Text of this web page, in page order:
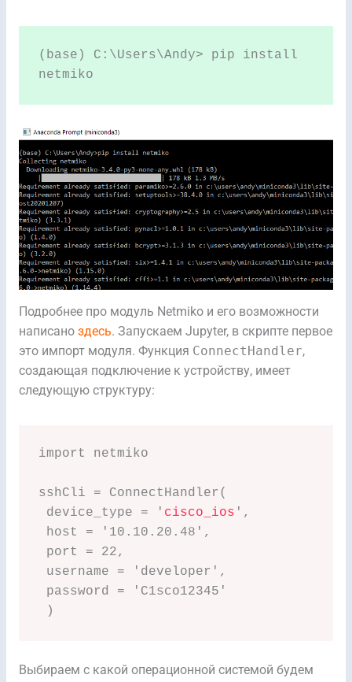
(base) C:\Users\Andy> pip install
netmiko
Подробнее про модуль Netmiko и его возможности
написано здесь. Запускаем Jupyter, в скрипте первое
это импорт модуля. Функция ConnectHandler,
создающая подключение к устройству, имеет
следующую структуру:
import netmiko
sshCli = ConnectHandler(
device_type = ' cisco_ios ',
)
Выбираем с какой операционной системой будем